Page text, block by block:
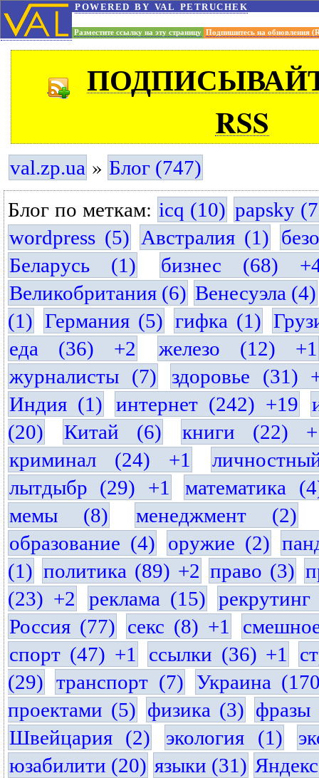
powered by val petruchek
Разместите ссылку на эту страницу Подпишитесь на обновления
RSS
val.zp.ua » Блог (747)
Блог по меткам: icq (10) papsky
wordpress (5) Австралия (1)
Беларусь (1)
бизнес (68)
Великобритания (6) Венесуэла (4)
(1) Германия (5) гифка (1)
еда (36) +2
железо (12) +1
журналисты (7)
здоровье (31)
Индия (1)
интернет (242) +19
(20)
Китай (6)
книги (22)
криминал (24) +1
лытдыбр (29) +1
математика
мемы (8)
менеджмент (2)
образование (4)
оружие (2)
(1) политика (89) +2 право (3)
(23) +2
реклама (15)
Россия (77) секс (8) +1
спорт (47) +1
ссылки (36) +1
(29)
транспорт (7)
Украина
проектами (5) физика (3) фразы
Швейцария (2)
экология (1)
юзабилити (20) языки (31)